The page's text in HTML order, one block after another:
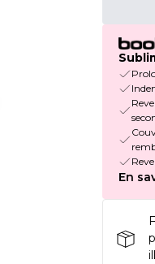
En